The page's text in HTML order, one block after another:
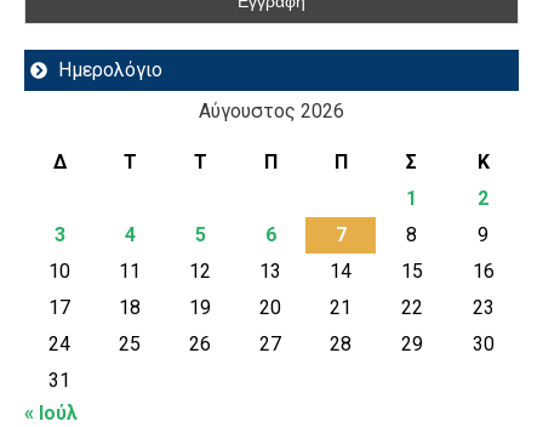
Ημερολόγιο
Αύγουστος 2026
Δ Τ Τ Π Π Σ
Κ
1
2
3
4 5 6 7 8
9
10
11 12 13 14 15
16
17
18 19 20 21 22
23
24
25 26 27 28 29
30
31
« Ιούλ